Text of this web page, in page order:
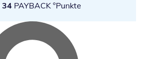
34 PAYBACK °Punkte